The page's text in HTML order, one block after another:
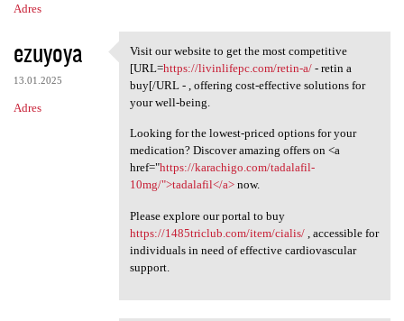
Adres
ezuyoya
13.01.2025
Adres
Visit our website to get the
Visit our website to get the most competitive
[URL=https://livinlifepc.com/retin-a/- retin a
buy[/URL - , offering cost-effective solutions for
your well-being.
Looking for the lowest-priced options for your
medication? Discover amazing offers on <a
href="https://karachigo.com/tadalafil-
10mg/">tadalafil</a>now.
Please explore our portal to buy
https://1485triclub.com/item/cialis/, accessible for
individuals in need of effective cardiovascular
support.